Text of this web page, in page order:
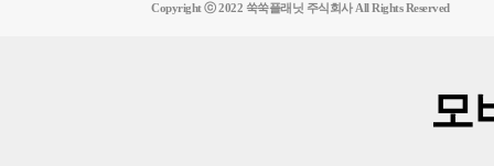
Copyright ⓒ 2022 쑥쑥플래닛 주식회사 All Rights Reserved
모